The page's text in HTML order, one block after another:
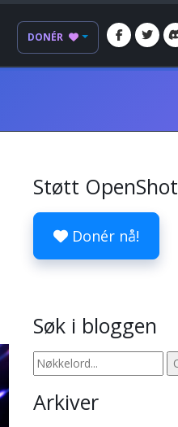
DONÉR
Støtt OpenShot
Donér nå!
Søk i bloggen
Arkiver